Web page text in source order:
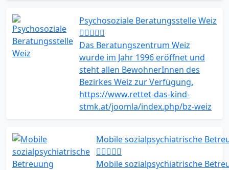
Psychosoziale Beratungsstelle Weiz
Das Beratungszentrum Weiz
wurde im Jahr 1996 eröffnet und
steht allen BewohnerInnen des
Bezirkes Weiz zur Verfügung.
https://www.rettet-das-kind-
stmk.at/joomla/index.php/bz-weiz
Mobile sozialpsychiatrische
Mobile sozialpsychiatrische